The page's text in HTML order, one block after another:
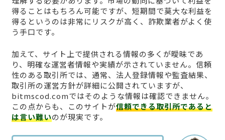
得ることはもちろん可能ですが、短期間で莫大な利益を
得るというのは非常にリスクが高く、詐欺業者がよく使
う手口です。
加えて、サイト上で提供される情報の多くが曖昧であ
り、明確な運営者情報や実績が示されていません。信頼
性のある取引所では、通常、法人登録情報や監査結果、
取引所の運営方針が詳細に公開されていますが、
bitmscod.comではそのような情報は確認できません。
この点からも、このサイトが信頼できる取引所であると
は言い難いのが現実です。